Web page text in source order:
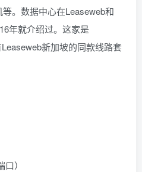
。数据中心在Leaseweb和
年就介绍过。这家是
新加坡的同款线路套
）